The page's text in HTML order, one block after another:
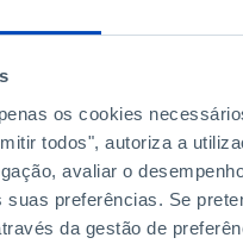
os cookies
todos", autoriza a
avaliar o
preferências. Se
da gestão de
13.004
10.073
46.649 26.888
19.761
28.982
26.375
43.740
51.642
37.770
45.884